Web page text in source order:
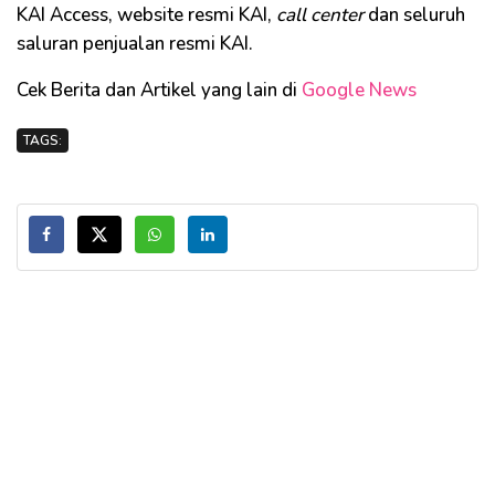
KAI Access, website resmi KAI, call centerdan seluruh
saluran penjualan resmi KAI.
Cek Berita dan Artikel yang lain di Google News
TAGS: